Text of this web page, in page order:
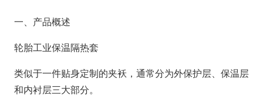
一、产品概述
轮胎工业保温隔热套
类似于一件贴身定制的夹袄，通常分为外保护层、保温层
和内衬层三大部分。